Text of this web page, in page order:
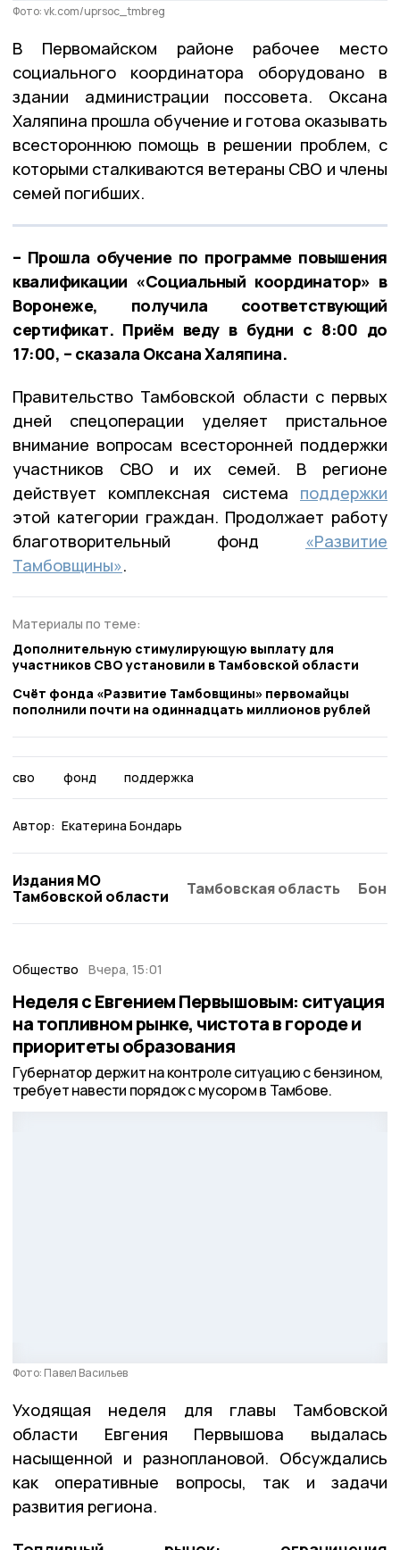
Фото: vk.com/uprsoc_tmbreg
В Первомайском районе рабочее место
социального координатора оборудовано в
здании администрации поссовета. Оксана
Халяпина прошла обучение и готова оказывать
всестороннюю помощь в решении проблем, с
которыми сталкиваются ветераны СВО и члены
семей погибших.
– Прошла обучение по программе повышения
квалификации «Социальный координатор» в
Воронеже, получила соответствующий
сертификат. Приём веду в будни с 8:00 до
17:00, – сказала Оксана Халяпина.
Правительство Тамбовской области с первых
дней спецоперации уделяет пристальное
внимание вопросам всесторонней поддержки
участников СВО и их семей. В регионе
действует комплексная система поддержки
этой категории граждан. Продолжает работу
благотворительный фонд «Развитие
Тамбовщины».
Материалы по теме:
Дополнительную стимулирующую выплату для
участников СВО установили в Тамбовской области
Счёт фонда «Развитие Тамбовщины» первомайцы
пополнили почти на одиннадцать миллионов рублей
сво фонд поддержка
Автор: Екатерина Бондарь
Издания МО
Тамбовской области
Тамбовская область
Общество Вчера, 15:01
Неделя с Евгением Первышовым: ситуация
на топливном рынке, чистота в городе и
приоритеты образования
Губернатор держит на контроле ситуацию с бензином,
требует навести порядок с мусором в Тамбове.
Фото: Павел Васильев
Уходящая неделя для главы Тамбовской
области Евгения Первышова выдалась
насыщенной и разноплановой. Обсуждались
как оперативные вопросы, так и задачи
развития региона.